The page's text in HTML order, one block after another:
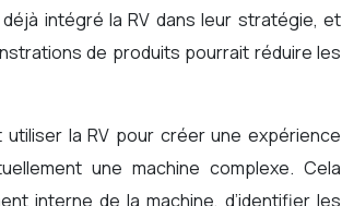
intégré la RV dans leur stratégie, et
de produits pourrait réduire les
la RV pour créer une expérience
une machine complexe. Cela
interne de la machine, d’identifier les